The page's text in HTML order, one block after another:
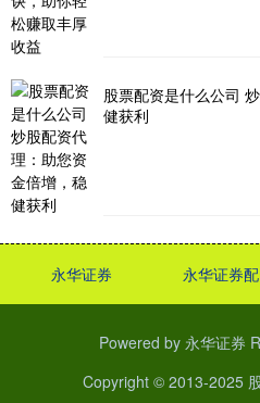
股票配资是什么公司
健获利
永华证券 永华证券
Powered by 永华证券
Copyright © 2013-2025